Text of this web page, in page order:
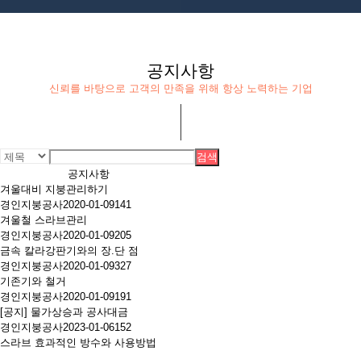
공지사항
신뢰를 바탕으로 고객의 만족을 위해 항상 노력하는 기업
검색
공지사항
겨울대비 지붕관리하기
경인지붕공사2020-01-09141
겨울철 스라브관리
경인지붕공사2020-01-09205
금속 칼라강판기와의 장.단 점
경인지붕공사2020-01-09327
기존기와 철거
경인지붕공사2020-01-09191
[공지] 물가상승과 공사대금
경인지붕공사2023-01-06152
스라브 효과적인 방수와 사용방법